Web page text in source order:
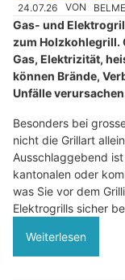
24.07.26 VON
Gas- und
zum Holzkohlegrill.
Gas, Elektrizität,
können Brände,
Unfälle
Besonders bei
nicht die Grillart
Ausschlaggebend
kantonalen oder
was Sie vor dem
Elektrogrills sicher
Weiterlesen